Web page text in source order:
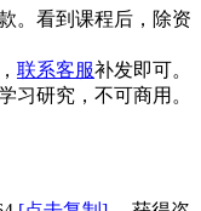
。看到课程后，除资
联系客服补发即可。
习研究，不可商用。